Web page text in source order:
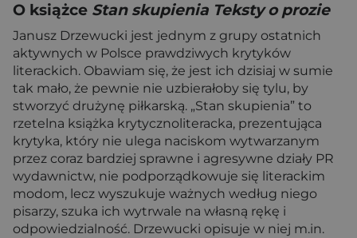
O książce Stan skupienia Teksty o prozie
Janusz Drzewucki jest jednym z grupy ostatnich
aktywnych w Polsce prawdziwych krytyków
literackich. Obawiam się, że jest ich dzisiaj w sumie
tak mało, że pewnie nie uzbierałoby się tylu, by
stworzyć drużynę piłkarską. „Stan skupienia” to
rzetelna książka krytycznoliteracka, prezentująca
krytyka, który nie ulega naciskom wytwarzanym
przez coraz bardziej sprawne i agresywne działy PR
wydawnictw, nie podporządkowuje się literackim
modom, lecz wyszukuje ważnych według niego
pisarzy, szuka ich wytrwale na własną rękę i
odpowiedzialność. Drzewucki opisuje w niej m.in.